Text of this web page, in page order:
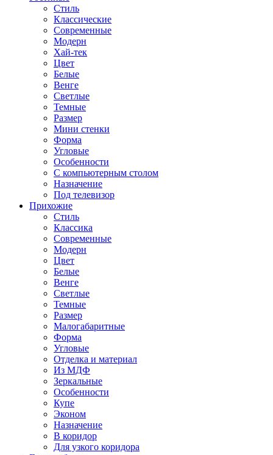
Стиль
Классические
Современные
Модерн
Хай-тек
Цвет
Белые
Венге
Светлые
Темные
Размер
Мини стенки
Форма
Угловые
Особенности
С компьютерным столом
Назначение
Под телевизор
Прихожие
Стиль
Классика
Современные
Модерн
Цвет
Белые
Венге
Светлые
Темные
Размер
Малогабаритные
Форма
Угловые
Отделка и материал
Из МДФ
Зеркальные
Особенности
Купе
Эконом
Назначение
В коридор
Для узкого коридора